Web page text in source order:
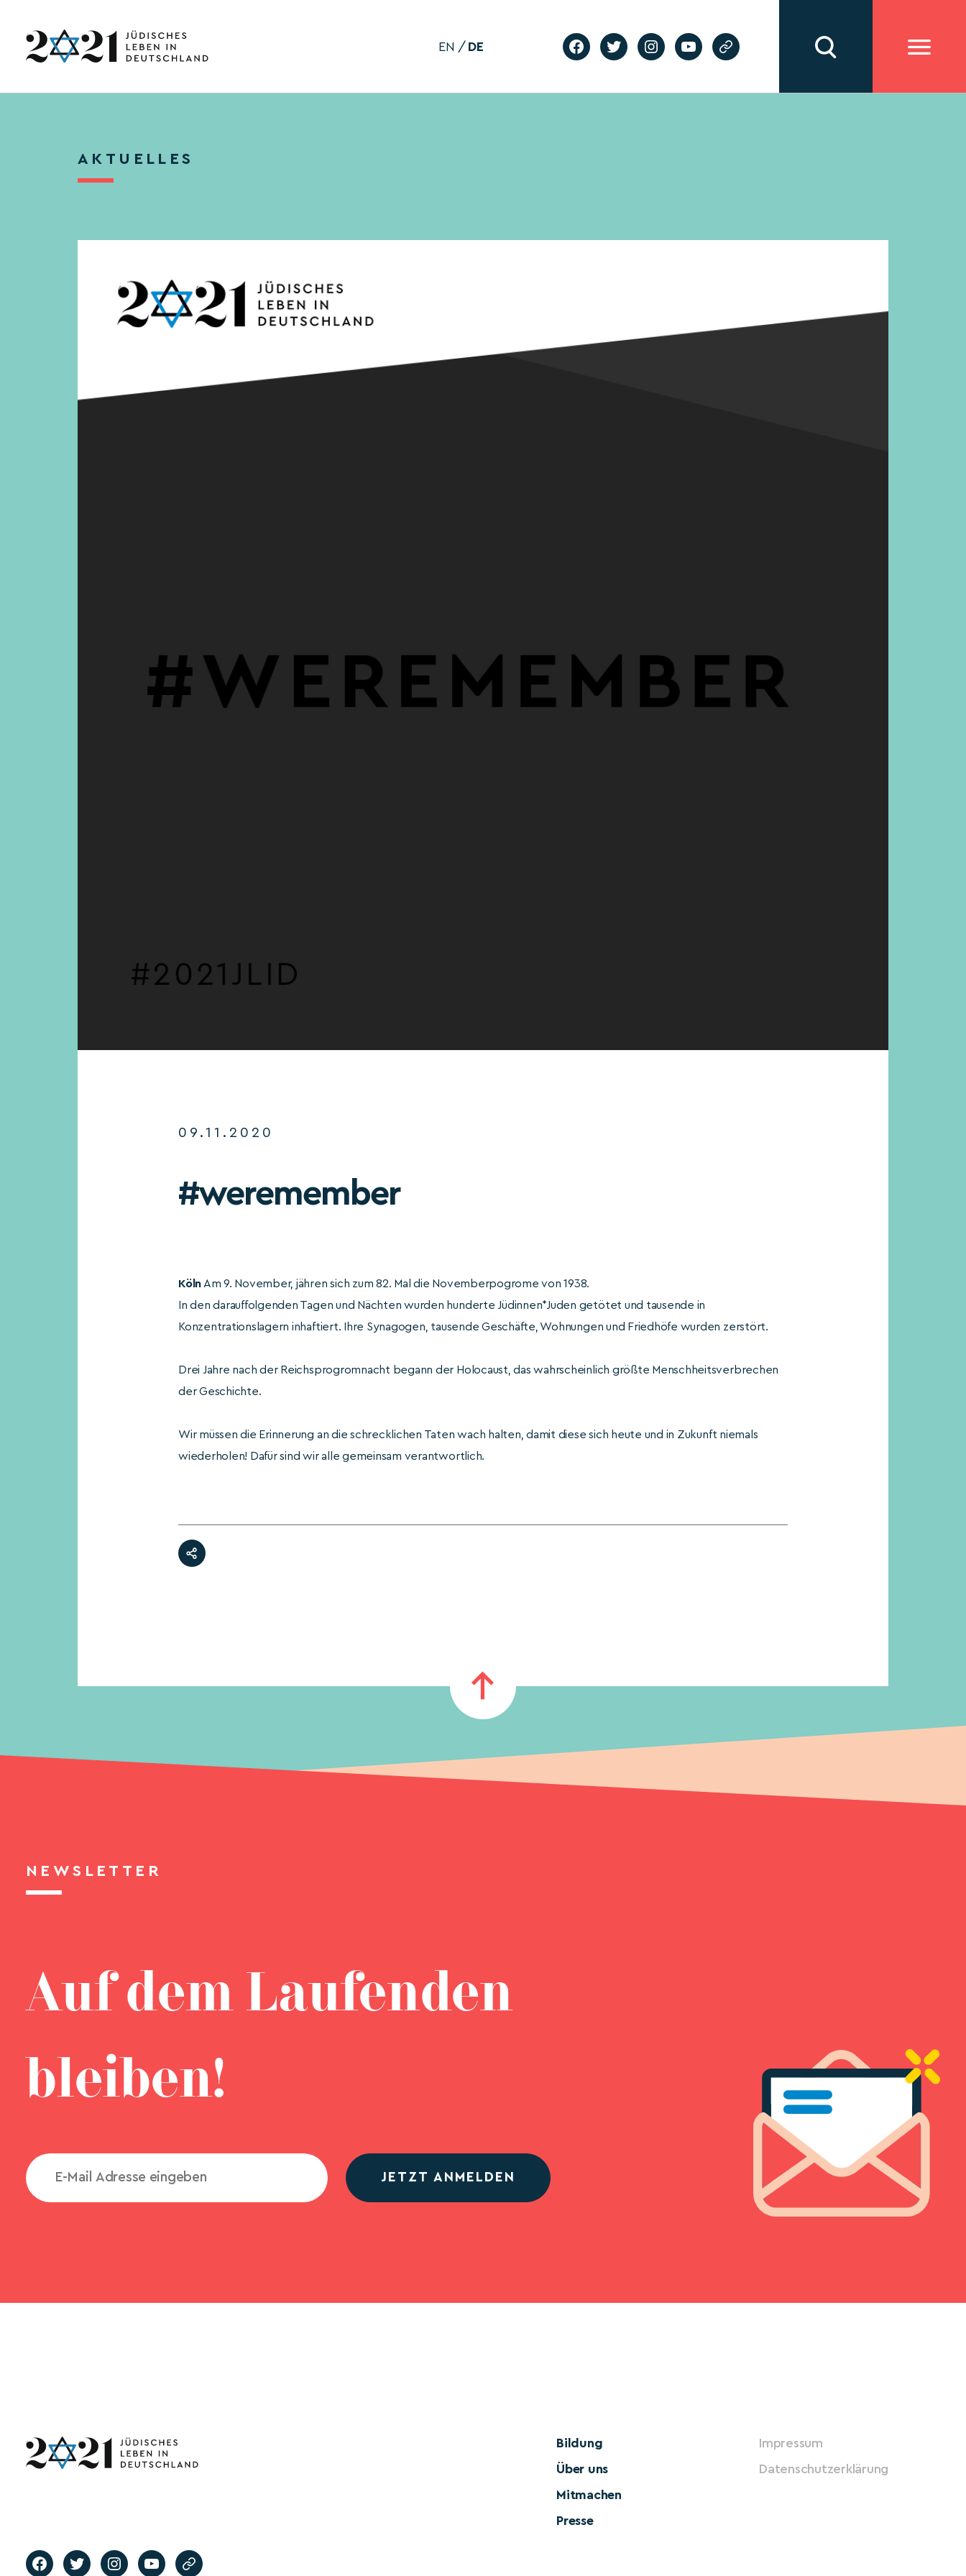
EN DE
AKTUELLES
09.11.2020
#weremember
Köln Am 9. November, jähren sich zum 82. Mal die Novemberpogrome von 1938.
In den darauffolgenden Tagen und Nächten wurden hunderte Jüdinnen*Juden getötet und tausende in
Konzentrationslagern inhaftiert. Ihre Synagogen, tausende Geschäfte, Wohnungen und Friedhöfe wurden zerstört.
Drei Jahre nach der Reichsprogromnacht begann der Holocaust, das wahrscheinlich größte Menschheitsverbrechen
der Geschichte.
Wir müssen die Erinnerung an die schrecklichen Taten wach halten, damit diese sich heute und in Zukunft niemals
wiederholen! Dafür sind wir alle gemeinsam verantwortlich.
NEWSLETTER
Auf dem Laufenden
bleiben!
JETZT ANMELDEN
Bildung
Über uns
Mitmachen
Presse
Impressum
Datenschutzerklärung